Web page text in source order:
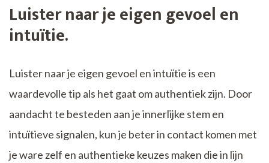
Luister naar je eigen gevoel en
intuïtie.
Luister naar je eigen gevoel en intuïtie is een
waardevolle tip als het gaat om authentiek zijn. Door
aandacht te besteden aan je innerlijke stem en
intuïtieve signalen, kun je beter in contact komen met
je ware zelf en authentieke keuzes maken die in lijn